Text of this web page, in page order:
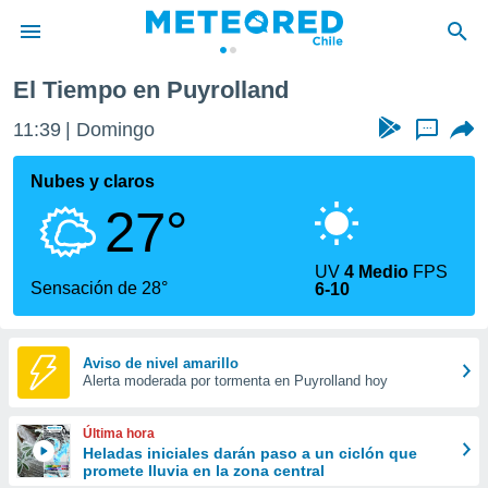
de
por
que se
calidad.
a este
las
y
forma
digital
basada
El Tiempo en Puyrolland
11:39 Domingo ...
Nubes y claros
27°
Sensación de 28°
UV4 Medio FPS
6-10
Aviso de nivel amarillo
Alerta moderada por tormenta en Puyrolland hoy
Última hora
Heladas iniciales darán paso a un ciclón que
promete lluvia en la zona central